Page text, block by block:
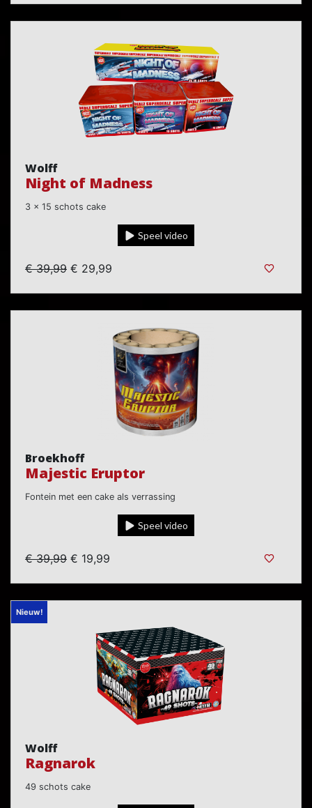
Wolff
Night of Madness
3 x 15 schots cake
Speel video
€ 39,99 € 29,99
Broekhoff
Majestic Eruptor
Fontein met een cake als verrassing
Speel video
€ 39,99 € 19,99
Nieuw!
Wolff
Ragnarok
49 schots cake